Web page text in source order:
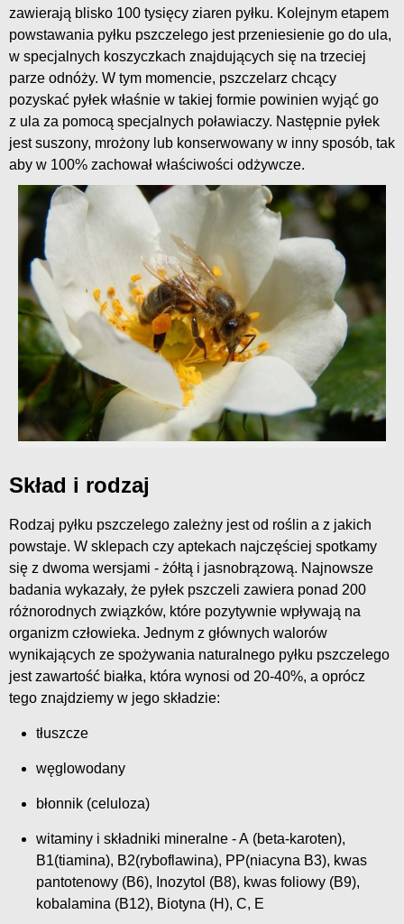
zawierają blisko 100 tysięcy ziaren pyłku. Kolejnym etapem
powstawania pyłku pszczelego jest przeniesienie go do ula,
w specjalnych koszyczkach znajdujących się na trzeciej
parze odnóży. W tym momencie, pszczelarz chcący
pozyskać pyłek właśnie w takiej formie powinien wyjąć go
z ula za pomocą specjalnych poławiaczy. Następnie pyłek
jest suszony, mrożony lub konserwowany w inny sposób, tak
aby w 100% zachował właściwości odżywcze.
Skład i rodzaj
Rodzaj pyłku pszczelego zależny jest od roślin a z jakich
powstaje. W sklepach czy aptekach najczęściej spotkamy
się z dwoma wersjami - żółtą i jasnobrązową. Najnowsze
badania wykazały, że pyłek pszczeli zawiera ponad 200
różnorodnych związków, które pozytywnie wpływają na
organizm człowieka. Jednym z głównych walorów
wynikających ze spożywania naturalnego pyłku pszczelego
jest zawartość białka, która wynosi od 20-40%, a oprócz
tego znajdziemy w jego składzie:
tłuszcze
węglowodany
błonnik (celuloza)
witaminy i składniki mineralne - A (beta-karoten),
B1(tiamina), B2(ryboflawina), PP(niacyna B3), kwas
pantotenowy (B6), Inozytol (B8), kwas foliowy (B9),
kobalamina (B12), Biotyna (H), C, E